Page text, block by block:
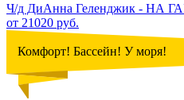
Ч/д ДиАнна Геленджик - НА
от 21020 руб.
Комфорт! Бассейн! У моря!